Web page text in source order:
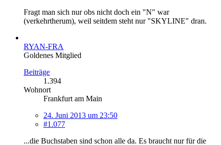
Fragt man sich nur obs nicht doch ein "N" war
(verkehrtherum), weil seitdem steht nur "SKYLINE" dran.
RYAN-FRA
Goldenes Mitglied
Beiträge
1.394
Wohnort
Frankfurt am Main
24. Juni 2013 um 23:50
#1.077
...die Buchstaben sind schon alle da. Es braucht nur für die